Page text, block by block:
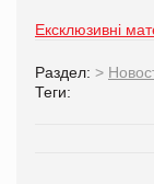
Ексклюзивні
Раздел: >
Теги: